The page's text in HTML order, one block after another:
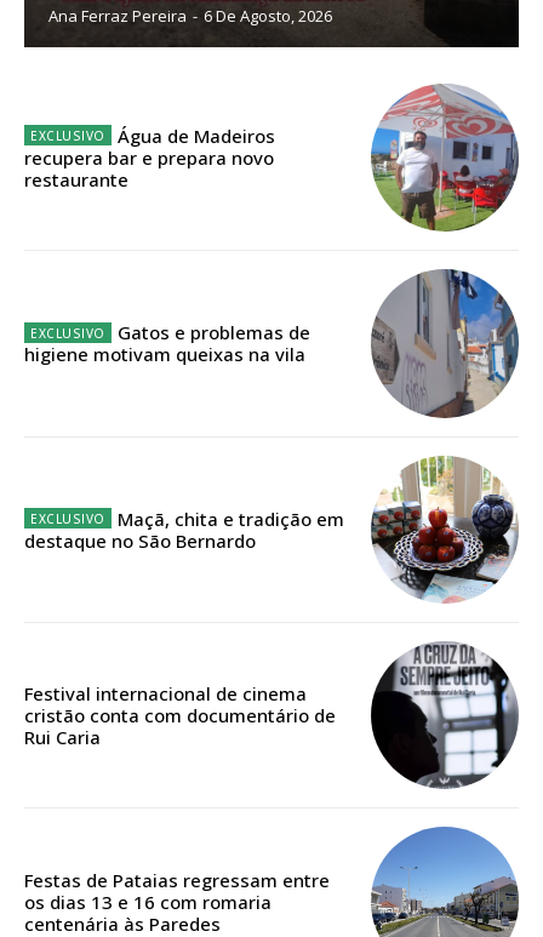
32€
Edição em papel entregue à Quinta-feira em sua
Acesso aos conteúdos Exclusivos para
Ofertas para assinatura anual
ASSINATURA
12 meses
Ofertas para assinatura anual
Ana Ferraz Pereira - 6 De Agosto, 2026
Água de Madeiros
recupera bar e prepara novo
restaurante
Gatos e problemas de
higiene motivam queixas na vila
Maçã, chita e tradição em
destaque no São Bernardo
Festival internacional de cinema
cristão conta com documentário de
Rui Caria
Festas de Pataias regressam entre
os dias 13 e 16 com romaria
centenária às Paredes